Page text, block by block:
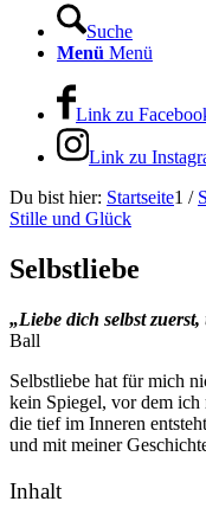
Suche
Menü Menü
Link zu
Link zu
Du bist hier: Startseite1 /
Stille und Glück
Selbstliebe
„Liebe dich selbst
Ball
Selbstliebe hat für mich
kein Spiegel, vor dem ich
die tief im Inneren
und mit meiner
Inhalt